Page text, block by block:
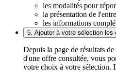
les modalités pour
la présentation de
les informations
5. Ajouter à votre sélection les
Depuis la page de résultats
d'une offre consultée, vous
votre choix à votre sélection.